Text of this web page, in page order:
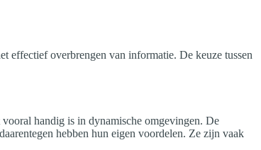
effectief overbrengen van informatie. De keuze tussen
handig is in dynamische omgevingen. De
hebben hun eigen voordelen. Ze zijn vaak